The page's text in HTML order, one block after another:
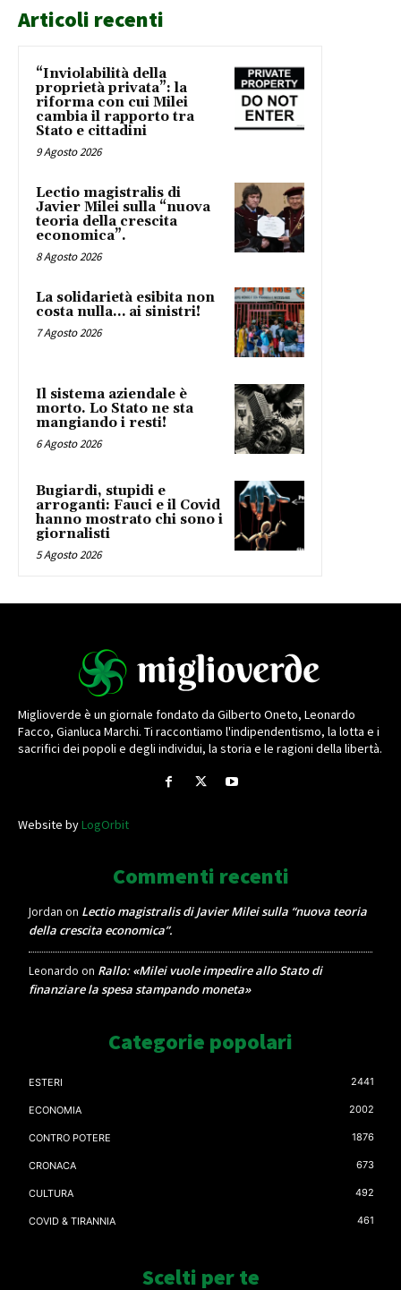
Articoli recenti
“Inviolabilità della
proprietà privata”: la
riforma con cui Milei
cambia il rapporto tra
Stato e cittadini
9 Agosto 2026
Lectio magistralis di
Javier Milei sulla “nuova
teoria della crescita
economica”.
8 Agosto 2026
La solidarietà esibita non
costa nulla… ai sinistri!
7 Agosto 2026
Il sistema aziendale è
morto. Lo Stato ne sta
mangiando i resti!
6 Agosto 2026
Bugiardi, stupidi e
arroganti: Fauci e il Covid
hanno mostrato chi sono i
giornalisti
5 Agosto 2026
Miglioverde è un giornale fondato da Gilberto Oneto, Leonardo
Facco, Gianluca Marchi. Ti raccontiamo l'indipendentismo, la lotta e i
sacrifici dei popoli e degli individui, la storia e le ragioni della libertà.
Website byLogOrbit
Commenti recenti
Jordan on Lectio magistralis di Javier Milei sulla “nuova teoria
della crescita economica”.
Leonardo on Rallo: «Milei vuole impedire allo Stato di
finanziare la spesa stampando moneta»
Categorie popolari
ESTERI 2441
ECONOMIA 2002
CONTRO POTERE 1876
CRONACA 673
CULTURA 492
COVID & TIRANNIA 461
Scelti per te